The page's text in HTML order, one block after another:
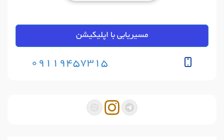
مسیریابی با اپلیکیشن
09119457315